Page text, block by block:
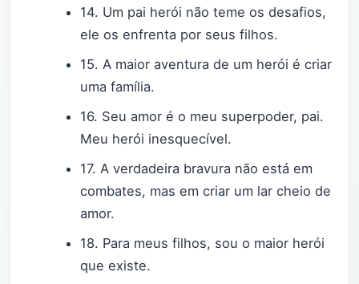
14. Um pai herói não teme os desafios,
ele os enfrenta por seus filhos.
15. A maior aventura de um herói é criar
uma família.
16. Seu amor é o meu superpoder, pai.
Meu herói inesquecível.
17. A verdadeira bravura não está em
combates, mas em criar um lar cheio de
amor.
18. Para meus filhos, sou o maior herói
que existe.